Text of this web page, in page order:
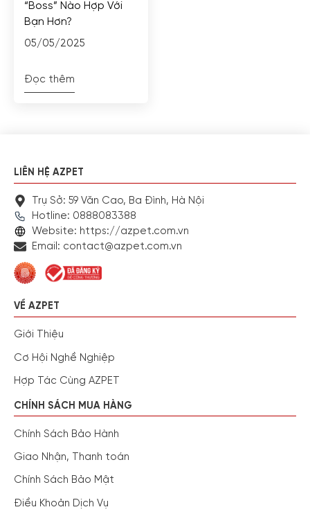
“Boss” Nào Hợp Với
Bạn Hơn?
05/05/2025
Đọc thêm
LIÊN HỆ AZPET
Trụ Sở: 59 Văn Cao, Ba Đình, Hà Nội
Hotline: 0888083388
Website: https://azpet.com.vn
Email: contact@azpet.com.vn
VỀ AZPET
Giới Thiệu
Cơ Hội Nghề Nghiệp
Hợp Tác Cùng AZPET
CHÍNH SÁCH MUA HÀNG
Chính Sách Bảo Hành
Giao Nhận, Thanh toán
Chính Sách Bảo Mật
Điều Khoản Dịch Vụ